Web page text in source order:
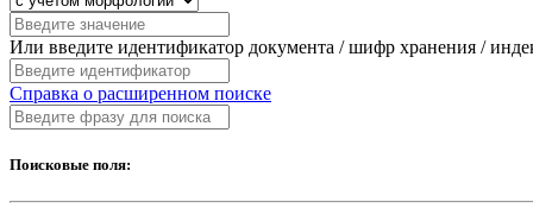
Или введите идентификатор документа / шифр хранения /
Справка о расширенном поиске
Поисковые поля: